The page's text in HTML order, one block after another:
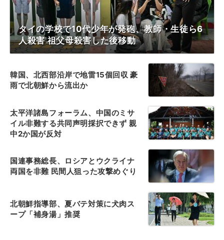
タイの学校で10代少年が発砲、教師・生徒ら6
人殺害 祖父母殺害した後移動
韓国、北西部沿岸で地雷15個回収 豪
雨で北朝鮮から流出か
太平洋諸島フォーラム、中国のミサ
イル非難する共同声明採択できず 親
中2か国が反対
国連事務総長、ロシアとウクライナ
両国を非難 民間人狙った攻撃めぐり
北朝鮮指導部、夏バテ対策に犬肉ス
ープ「補身湯」推奨